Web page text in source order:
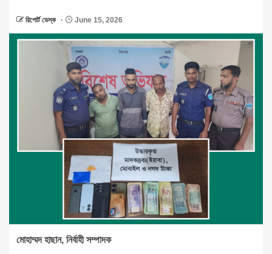
রিপোর্ট ডেস্ক June 15, 2026
মোহাম্মদ হাছান, নির্বাহী সম্পাদক